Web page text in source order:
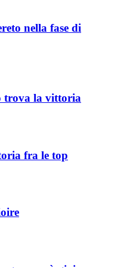
nella fase di
trova la vittoria
fra le top